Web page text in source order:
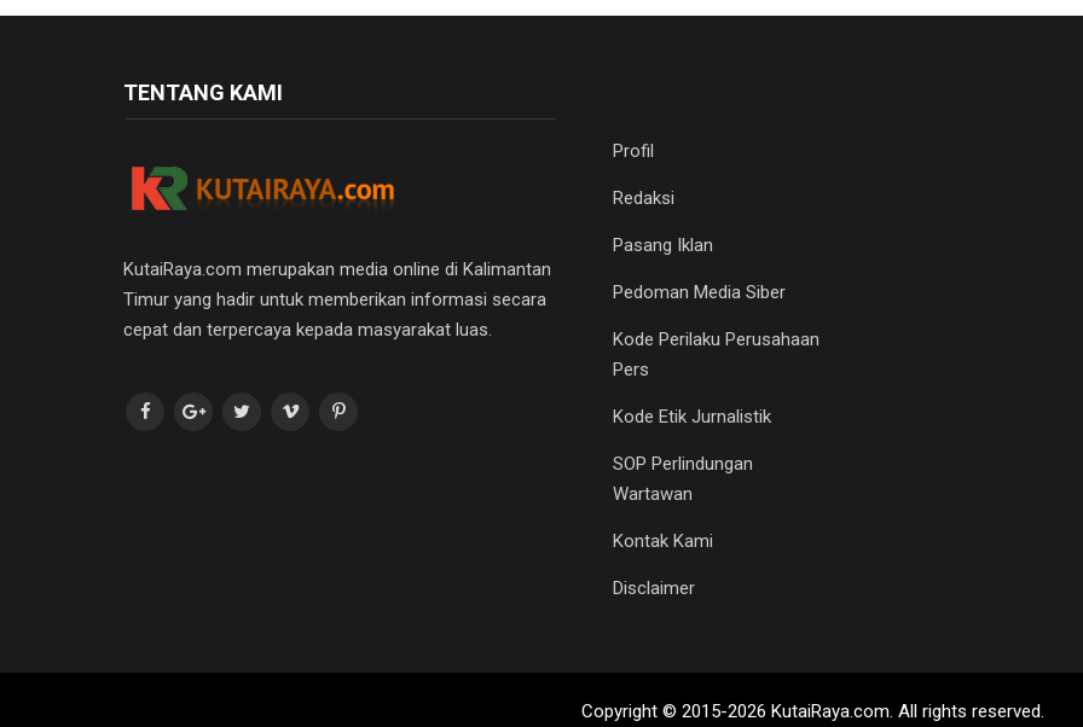
TENTANG KAMI
KutaiRaya.com merupakan media online di Kalimantan
Timur yang hadir untuk memberikan informasi secara
cepat dan terpercaya kepada masyarakat luas.
Profil
Redaksi
Pasang Iklan
Pedoman Media Siber
Kode Perilaku Perusahaan
Pers
Kode Etik Jurnalistik
SOP Perlindungan
Wartawan
Kontak Kami
Disclaimer
Copyright © 2015-2026 KutaiRaya.com. All rights reserved.